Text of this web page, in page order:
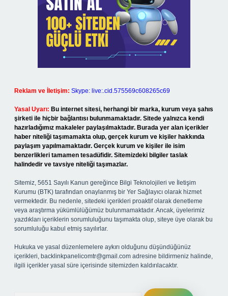
Reklam ve İletişim: Skype: live:.cid.575569c608265c69
Yasal Uyarı: Bu internet sitesi, herhangi bir marka, kurum veya şahıs
şirketi ile hiçbir bağlantısı bulunmamaktadır. Sitede yalnızca kendi
hazırladığımız makaleler paylaşılmaktadır. Burada yer alan içerikler
haber niteliği taşımamakta olup, gerçek kurum ve kişiler hakkında
paylaşım yapılmamaktadır. Gerçek kurum ve kişiler ile isim
benzerlikleri tamamen tesadüfidir. Sitemizdeki bilgiler taslak
halindedir ve tavsiye niteliği taşımazlar.
Sitemiz, 5651 Sayılı Kanun gereğince Bilgi Teknolojileri ve İletişim
Kurumu (BTK) tarafından onaylanmış bir Yer Sağlayıcı olarak hizmet
vermektedir. Bu nedenle, sitedeki içerikleri proaktif olarak denetleme
veya araştırma yükümlülüğümüz bulunmamaktadır. Ancak, üyelerimiz
yazdıkları içeriklerin sorumluluğunu taşımakta olup, siteye üye olarak bu
sorumluluğu kabul etmiş sayılırlar.
Hukuka ve yasal düzenlemelere aykırı olduğunu düşündüğünüz
içerikleri, backlinkpanelicomtr@gmail.com adresine bildirmeniz halinde,
ilgili içerikler yasal süre içerisinde sitemizden kaldırılacaktır.